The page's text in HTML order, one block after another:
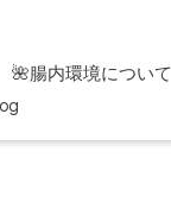
🌺腸内環境について